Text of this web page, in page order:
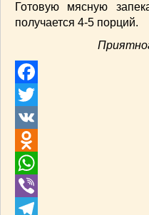
Готовую мясную
получается 4-5 порций.
Facebook
Twitter
VK
Odnoklassniki
WhatsApp
Viber